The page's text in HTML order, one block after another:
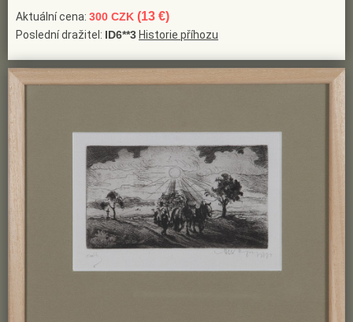
Aktuální cena: 300 CZK (13 €)
Poslední dražitel: ID6**3 Historie příhozu